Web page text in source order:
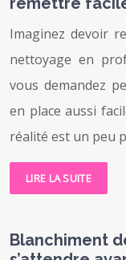
Imaginez devoir
nettoyage en
vous demandez
en place aussi
réalité est un peu
LIRE LA SUITE
Blanchiment